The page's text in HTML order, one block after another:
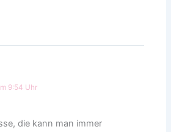
9:54 Uhr
die kann man immer